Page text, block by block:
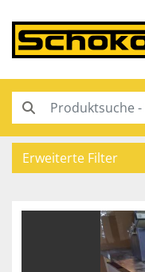
Erweiterte Filter